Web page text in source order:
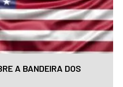
A BANDEIRA DOS